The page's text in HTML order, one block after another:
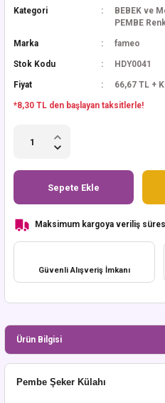
Kategori BEBEK ve
PEMBE
Marka fameo
Stok Kodu HDY0041
Fiyat 66,67 TL +
*8,30 TL den başlayan taksitlerle!
Sepete Ekle
Maksimum kargoya veriliş
Güvenli Alışveriş İmkanı
Ürün Bilgisi
Pembe Şeker Külahı